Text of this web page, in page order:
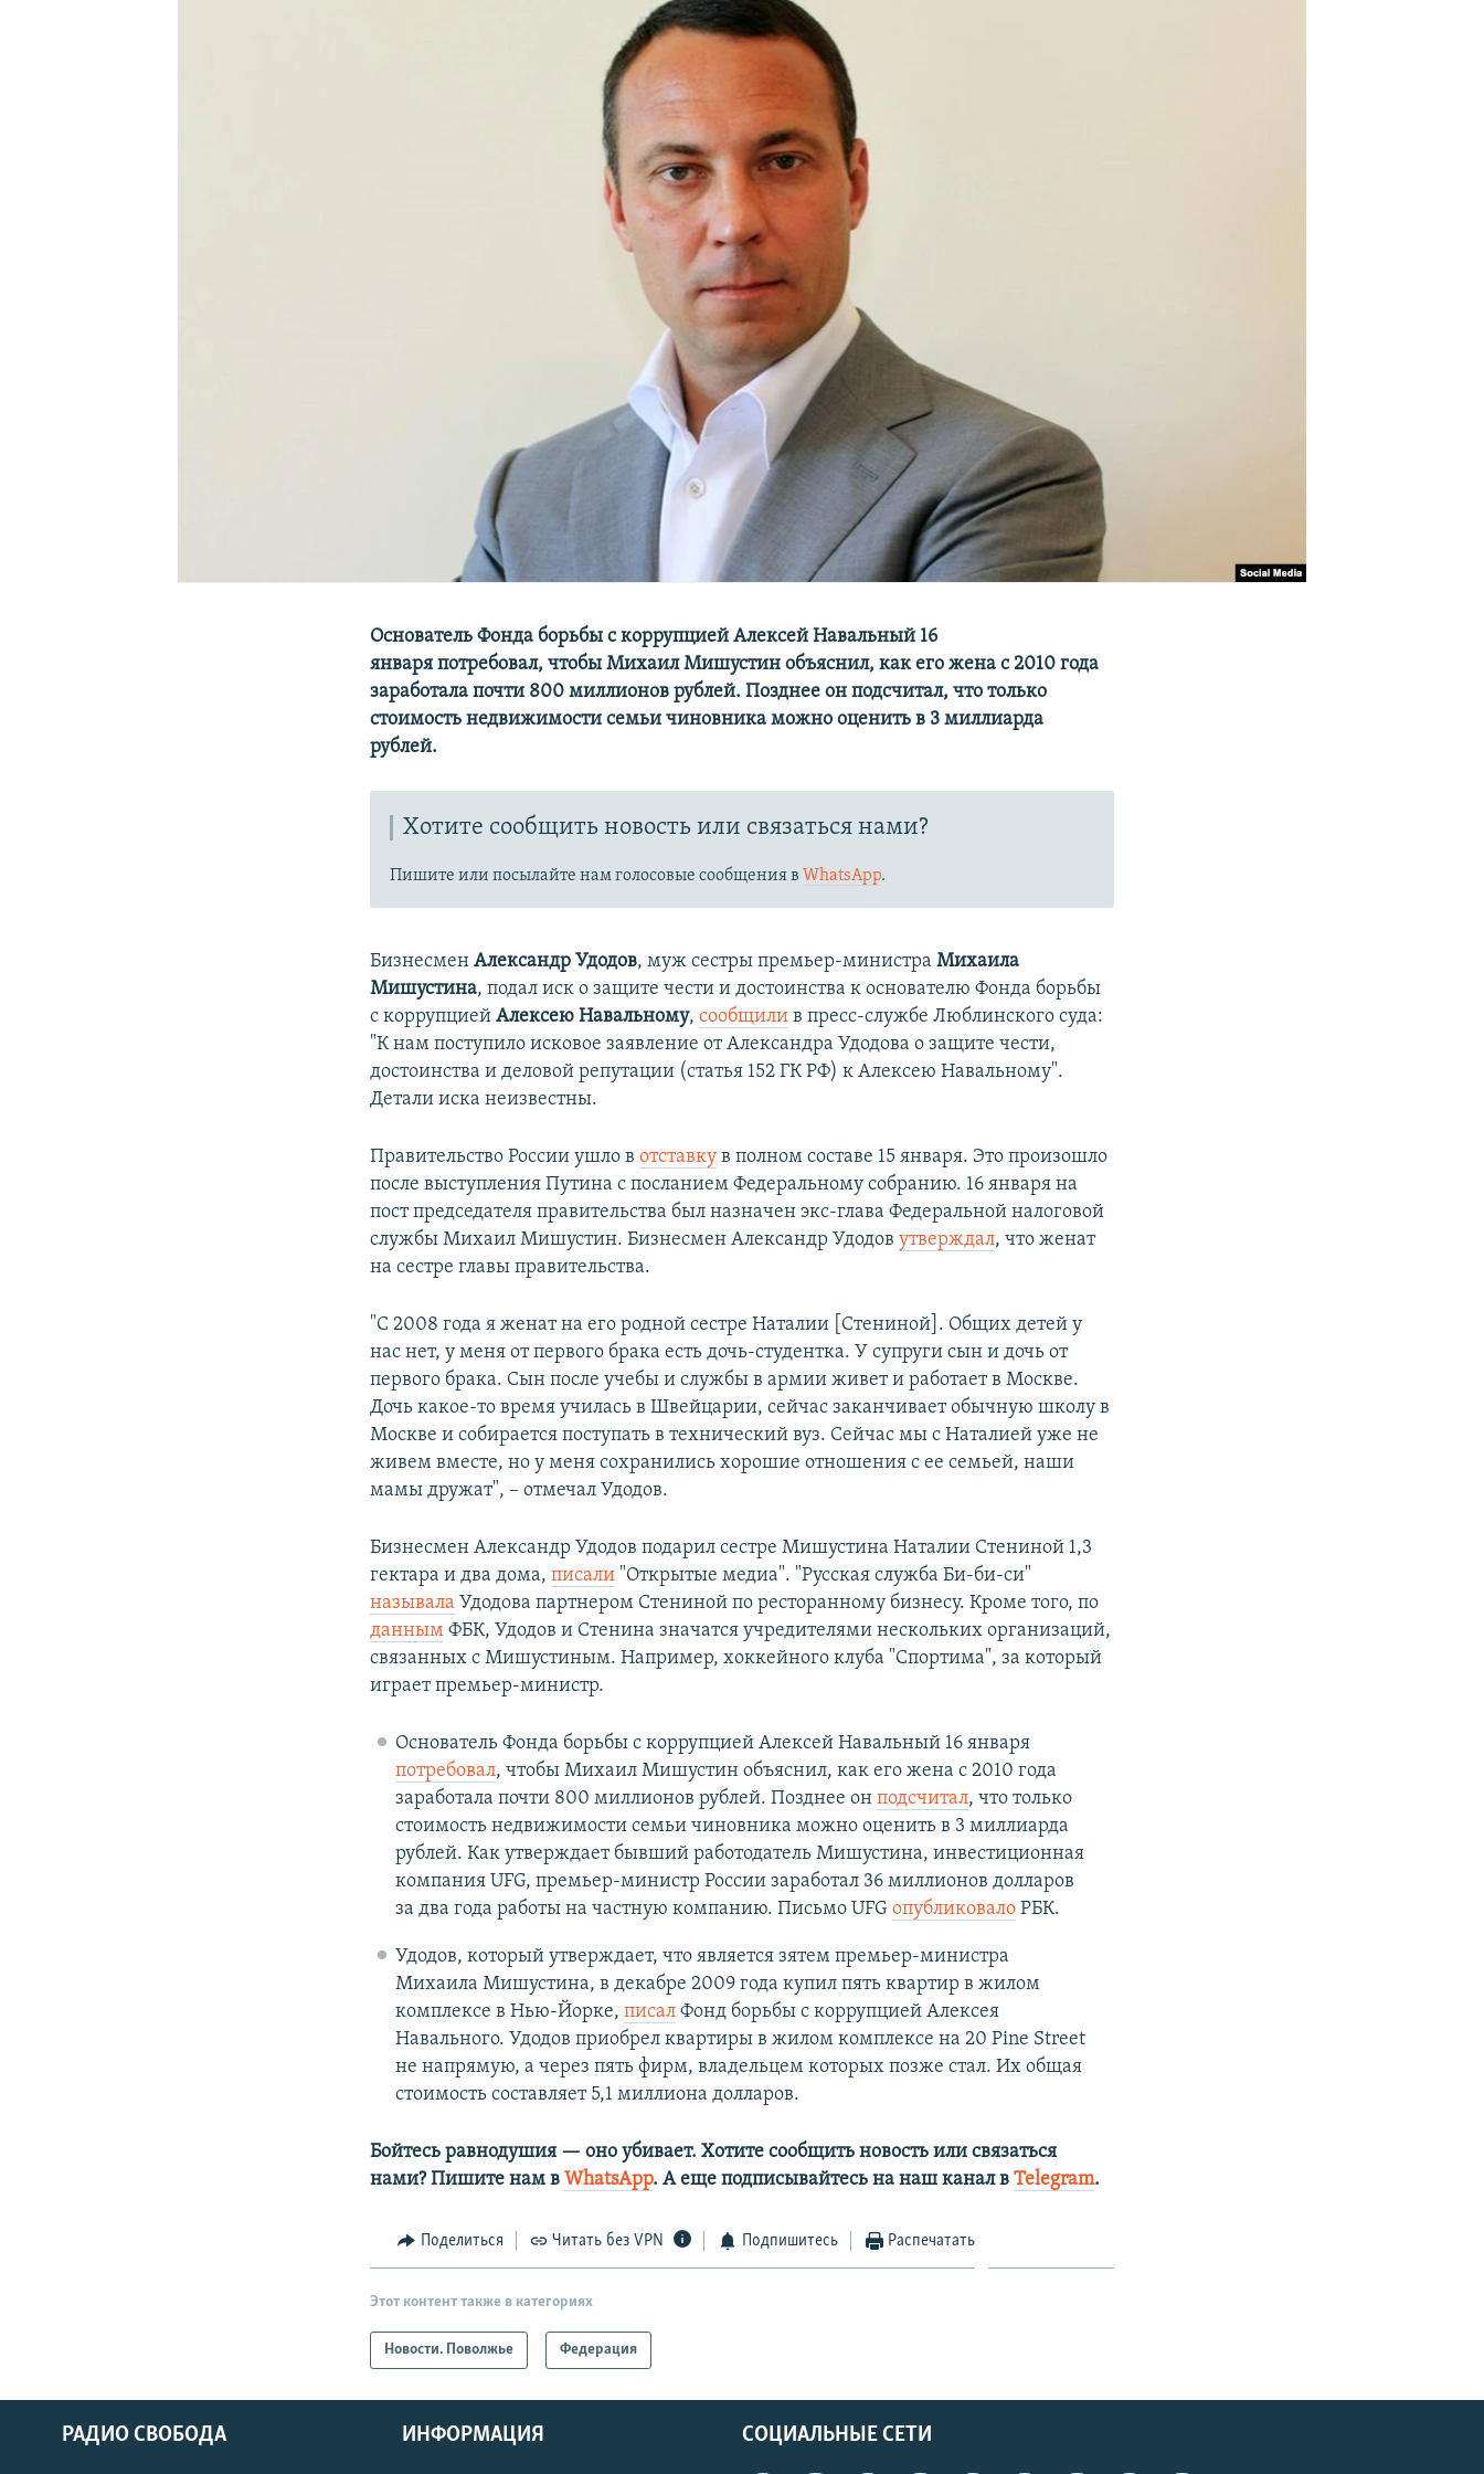
Основатель Фонда борьбы с коррупцией Алексей Навальный 16
января потребовал, чтобы Михаил Мишустин объяснил, как его жена с 2010 года
заработала почти 800 миллионов рублей. Позднее он подсчитал, что только
стоимость недвижимости семьи чиновника можно оценить в 3 миллиарда
рублей.
Хотите сообщить новость или связаться нами?
Пишите или посылайте нам голосовые сообщения вWhatsApp.
БизнесменАлександр Удодов, муж сестры премьер-министраМихаила
Мишустина, подал иск о защите чести и достоинства к основателю Фонда борьбы
с коррупциейАлексею Навальному,сообщили в пресс-службе Люблинского суда:
"К нам поступило исковое заявление от Александра Удодова о защите чести,
достоинства и деловой репутации (статья 152 ГК РФ) к Алексею Навальному".
Детали иска неизвестны.
Правительство России ушло вотставку в полном составе 15 января. Это произошло
после выступления Путина с посланием Федеральному собранию. 16 января на
пост председателя правительства был назначен экс-глава Федеральной налоговой
службы Михаил Мишустин. Бизнесмен Александр Удодовутверждал, что женат
на сестре главы правительства.
"С 2008 года я женат на его родной сестре Наталии [Стениной]. Общих детей у
нас нет, у меня от первого брака есть дочь-студентка. У супруги сын и дочь от
первого брака. Сын после учебы и службы в армии живет и работает в Москве.
Дочь какое-то время училась в Швейцарии, сейчас заканчивает обычную школу в
Москве и собирается поступать в технический вуз. Сейчас мы с Наталией уже не
живем вместе, но у меня сохранились хорошие отношения с ее семьей, наши
мамы дружат", – отмечал Удодов.
Бизнесмен Александр Удодов подарил сестре Мишустина Наталии Стениной 1,3
гектара и два дома,писали "Открытые медиа". "Русская служба Би-би-си"
называла Удодова партнером Стениной по ресторанному бизнесу. Кроме того, по
данным ФБК, Удодов и Стенина значатся учредителями нескольких организаций,
связанных с Мишустиным. Например, хоккейного клуба "Спортима", за который
играет премьер-министр.
Основатель Фонда борьбы с коррупцией Алексей Навальный 16 января
потребовал, чтобы Михаил Мишустин объяснил, как его жена с 2010 года
заработала почти 800 миллионов рублей. Позднее он подсчитал, что только
стоимость недвижимости семьи чиновника можно оценить в 3 миллиарда
рублей. Как утверждает бывший работодатель Мишустина, инвестиционная
компания UFG, премьер-министр России заработал 36 миллионов долларов
за два года работы на частную компанию. Письмо UFG опубликовалоРБК.
Удодов, который утверждает, что является зятем премьер-министра
Михаила Мишустина, в декабре 2009 года купил пять квартир в жилом
комплексе в Нью-Йорке, писалФонд борьбы с коррупцией Алексея
Навального. Удодов приобрел квартиры в жилом комплексе на 20 Pine Street
не напрямую, а через пять фирм, владельцем которых позже стал. Их общая
стоимость составляет 5,1 миллиона долларов.
Бойтесь равнодушия — оно убивает. Хотите сообщить новость или связаться
нами? Пишите нам вWhatsApp. А еще подписывайтесь на наш канал вTelegram.
Поделиться Читать без VPN Подпишитесь Распечатать
Этот контент также в категориях
Новости. Поволжье Федерация
СОЦИАЛЬНЫЕ СЕТИ
РАДИО СВОБОДА ИНФОРМАЦИЯ